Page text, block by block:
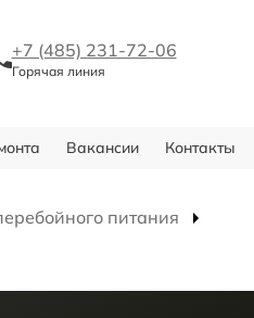
+7 (485) 231-72-06
Горячая линия
Вакансии Контакты
питания